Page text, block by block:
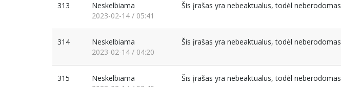
313
Neskelbiama
2023-02-14 / 05:41
Šis įrašas yra nebeaktualus, todėl neberodomas
314
Neskelbiama
2023-02-14 / 04:20
Šis įrašas yra nebeaktualus, todėl neberodomas
315
Neskelbiama
Šis įrašas yra nebeaktualus, todėl neberodomas